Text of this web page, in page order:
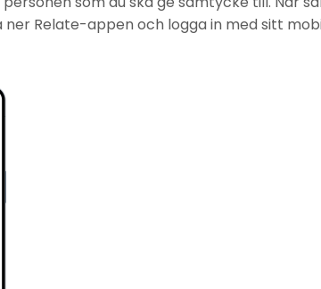
ner Relate-appen och logga in med sitt